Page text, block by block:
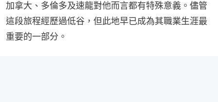
加拿大、多倫多及速龍對他而言都有特殊意義。儘管
這段旅程經歷過低谷，但此地早已成為其職業生涯最
重要的一部分。